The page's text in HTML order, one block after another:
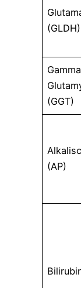
(GLDH)
(GGT)
(AP)